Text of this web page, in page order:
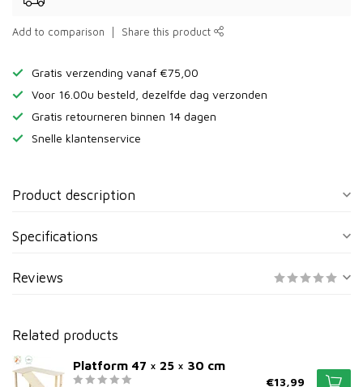
Add to comparison Share this product
Gratis verzending vanaf €75,00
Voor 16.00u besteld, dezelfde dag verzonden
Gratis retourneren binnen 14 dagen
Snelle klantenservice
Product description
Specifications
Reviews
Related products
Platform 47 × 25 × 30 cm
€13,99